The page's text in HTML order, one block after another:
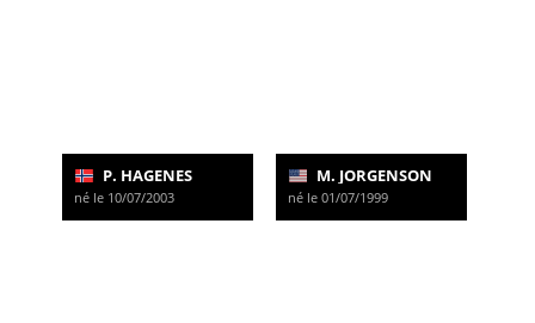
P. HAGENES
né le 10/07/2003
M. JORGENSON
né le 01/07/1999